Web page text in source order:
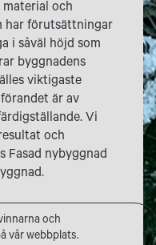
och
har förutsättningar
i såväl höjd som
byggnadens
viktigaste
är av
Vi
och
Fasad nybyggnad
och
vår webbplats.